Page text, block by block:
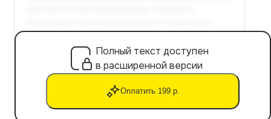
Полный текст доступен
в расширенной версии
Оплатить 199 р.